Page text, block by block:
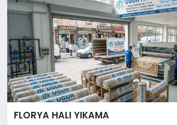
FLORYA HALI YIKAMA